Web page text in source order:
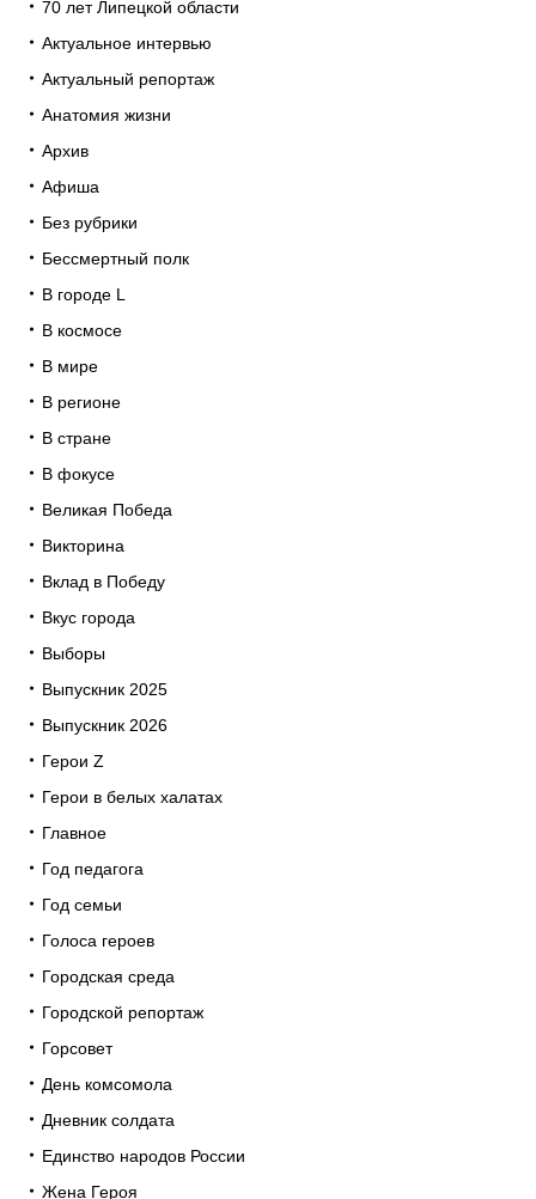
70 лет Липецкой области
Актуальное интервью
Актуальный репортаж
Анатомия жизни
Архив
Афиша
Без рубрики
Бессмертный полк
В городе L
В космосе
В мире
В регионе
В стране
В фокусе
Великая Победа
Викторина
Вклад в Победу
Вкус города
Выборы
Выпускник 2025
Выпускник 2026
Герои Z
Герои в белых халатах
Главное
Год педагога
Год семьи
Голоса героев
Городская среда
Городской репортаж
Горсовет
День комсомола
Дневник солдата
Единство народов России
Жена Героя